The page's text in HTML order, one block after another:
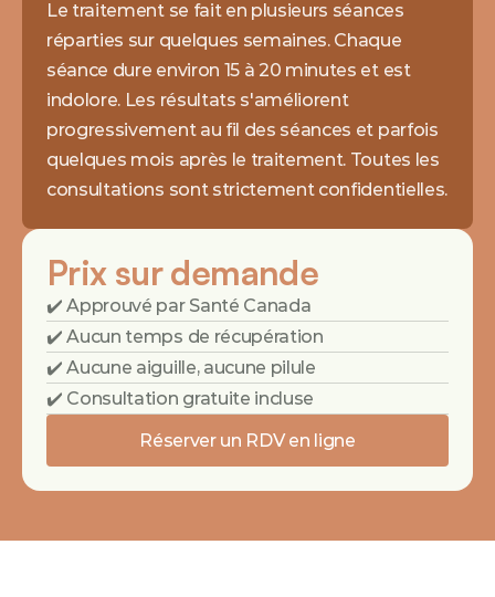
Le traitement se fait en plusieurs séances
réparties sur quelques semaines. Chaque
séance dure environ 15 à 20 minutes et est
indolore. Les résultats s'améliorent
progressivement au fil des séances et parfois
quelques mois après le traitement. Toutes les
consultations sont strictement confidentielles.
Prix sur demande
✔️ Approuvé par Santé Canada
✔️ Aucun temps de récupération
✔️ Aucune aiguille, aucune pilule
✔️ Consultation gratuite incluse
Réserver un RDV en ligne